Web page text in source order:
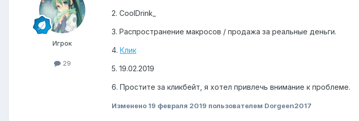
Игрок
29
2. CoolDrink_
3. Распространение макросов / продажа за реальные деньги.
4. Клик
5. 19.02.2019
6. Простите за кликбейт, я хотел привлечь внимание к проблеме.
Изменено 19 февраля 2019 пользователем Dorgeen2017